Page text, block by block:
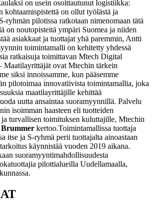
on usein osoittautunut logistiikka:
kohtaamispistettä on ollut työlästä ja
ryhmän pilotissa ratkotaan nimenomaan tätä
on noutopisteitä ympäri Suomea ja niiden
asiakkaat ja tuottajat yhä paremmin, Antti
toimintamalli on kehitetty yhdessä
ratkaisuja toimittavan Mtech Digital
Maatilayrittäjät ovat Mtechin tärkein
siksi innoissamme, kun pääsemme
pilotoimaa innovatiivista toimintamallia, joka
maatilayrittäjille kehittää
uutta ansaintaa suoramyynnillä. Palvelu
isoimman haasteen eli tuotteiden
ja turvallisen toimituksen kuluttajille, Mtechin
kertoo.Toimintamallissa tuottaja
itse ja S-ryhmä perii tuottajalta ainoastaan
käynnistää vuoden 2019 aikana.
suoramyyntimahdollisuudesta
pilottialueilla Uudellamaalla,